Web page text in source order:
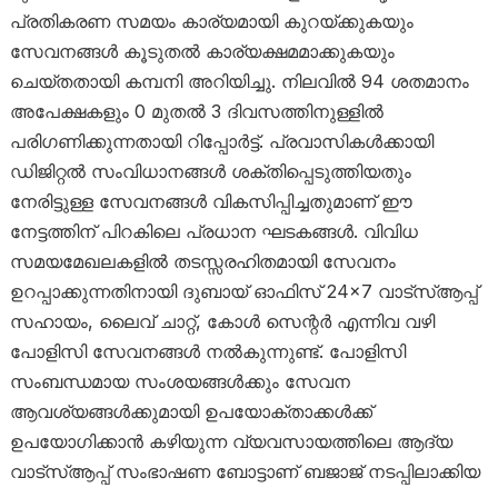
പ്രതികരണ സമയം കാര്യമായി കുറയ്ക്കുകയും
സേവനങ്ങൾ കൂടുതൽ കാര്യക്ഷമമാക്കുകയും
ചെയ്തതായി കമ്പനി അറിയിച്ചു. നിലവിൽ 94 ശതമാനം
അപേക്ഷകളും 0 മുതൽ 3 ദിവസത്തിനുള്ളിൽ
പരിഗണിക്കുന്നതായി റിപ്പോർട്ട്. പ്രവാസികൾക്കായി
ഡിജിറ്റൽ സംവിധാനങ്ങൾ ശക്തിപ്പെടുത്തിയതും
നേരിട്ടുള്ള സേവനങ്ങൾ വികസിപ്പിച്ചതുമാണ് ഈ
നേട്ടത്തിന് പിറകിലെ പ്രധാന ഘടകങ്ങൾ. വിവിധ
സമയമേഖലകളിൽ തടസ്സരഹിതമായി സേവനം
ഉറപ്പാക്കുന്നതിനായി ദുബായ് ഓഫിസ് 24×7 വാട്‌സ്ആപ്പ്
സഹായം, ലൈവ് ചാറ്റ്, കോൾ സെന്റർ എന്നിവ വഴി
പോളിസി സേവനങ്ങൾ നൽകുന്നുണ്ട്. പോളിസി
സംബന്ധമായ സംശയങ്ങൾക്കും സേവന
ആവശ്യങ്ങൾക്കുമായി ഉപയോക്താക്കൾക്ക്
ഉപയോഗിക്കാൻ കഴിയുന്ന വ്യവസായത്തിലെ ആദ്യ
വാട്‌സ്ആപ്പ് സംഭാഷണ ബോട്ടാണ് ബജാജ് നടപ്പിലാക്കിയ